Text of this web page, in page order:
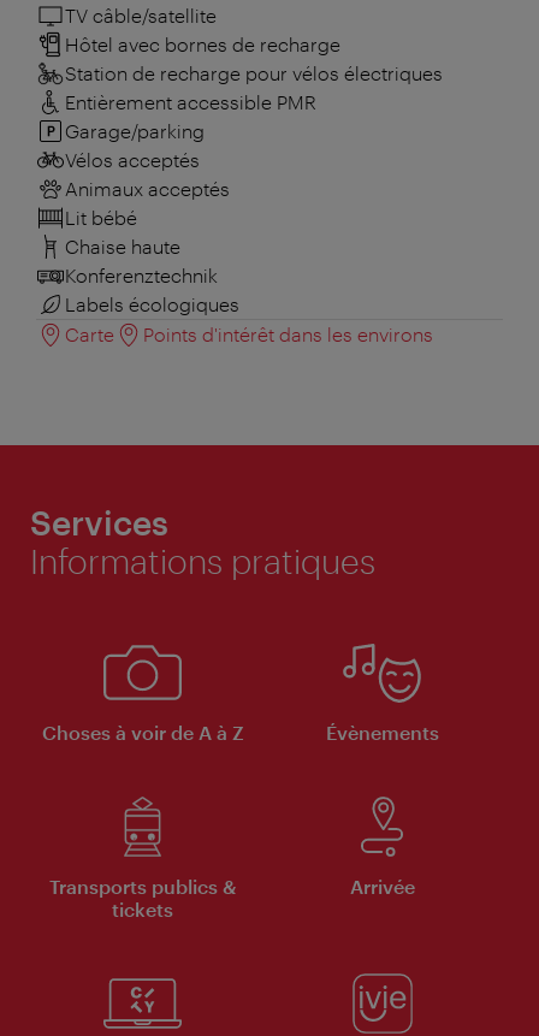
TV câble/satellite
Hôtel avec bornes de recharge
Station de recharge pour vélos électriques
Entièrement accessible PMR
Garage/parking
Vélos acceptés
Animaux acceptés
Lit bébé
Chaise haute
Konferenztechnik
Labels écologiques
Carte
Points d'intérêt dans les environs
Services
Informations pratiques
Choses à voir de A à Z Évènements
Transports publics &
tickets
Arrivée